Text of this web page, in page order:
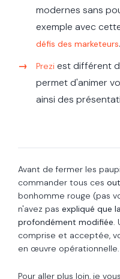
modernes sans
exemple avec
défis des marketeurs.
Prezi est différent
permet d'animer
ainsi des
Avant de fermer les
commander tous ces
bonhomme rouge (pas
n'avez pas expliqué que
profondément modifiée.
comprise et acceptée,
en œuvre opérationnelle.
Pour aller plus loin, je